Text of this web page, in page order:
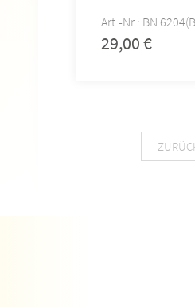
Art.-Nr.: BN
29,00€